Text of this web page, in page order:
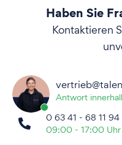
Haben Sie
Kontaktieren
Antwort
0 63 41 - 68 11
09:00 - 17:00